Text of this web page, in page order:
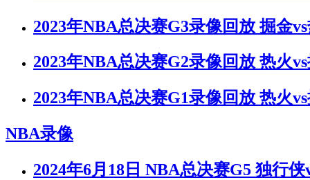
2023年NBA总决赛G3录像回放 掘金
2023年NBA总决赛G2录像回放 热火
2023年NBA总决赛G1录像回放 热火
NBA录像
2024年6月18日 NBA总决赛G5 独行